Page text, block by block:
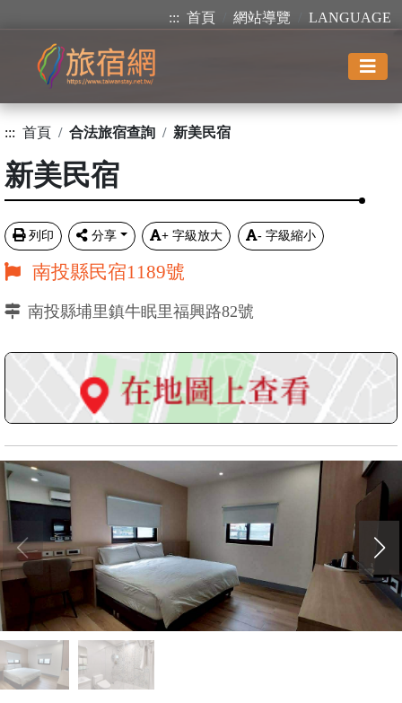
::: 首頁 網站導覽 LANGUAGE
::: 首頁 合法旅宿查詢 新美民宿
新美民宿
列印 分享 + 字級放大 - 字級縮小
南投縣民宿1189號
南投縣埔里鎮牛眠里福興路82號